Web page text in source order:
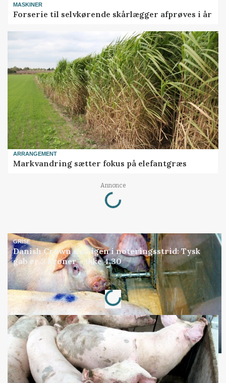
MASKINER
Forserie til selvkørende skårlægger afprøves i år
ARRANGEMENT
Markvandring sætter fokus på elefantgræs
Annonce
Loading...
GRISE
Danish Crown slår igen i noteringsstrid: Tysk
gab er 3 kroner – ikke 4,30
Annonce
Loading...